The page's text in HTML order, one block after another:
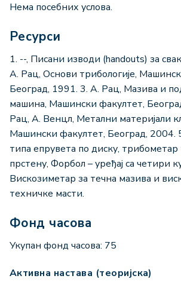
Нема посебних услова.
Ресурси
1. --, Писани изводи (handouts) за
А. Рац, Основи трибологије,
Београд, 1991. 3. А. Рац, Мазива и
машина, Машински факултет,
Рац, A. Венцл, Метални материјали
Машински факултет, Београд, 2004.
типа епрувета по диску, трибометар
прстену, Форбол – уређај са четири
Вискозиметар за течна мазива и
техничке масти.
Фонд часова
Укупан фонд часова: 75
Активна настава (теоријска)